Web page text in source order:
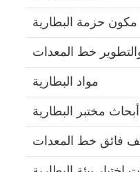
مكون حزمة البطارية
خط المعدات
مواد البطارية
أبحاث مختبر البطارية
فائق خط المعدات